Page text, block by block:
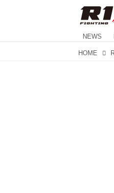
NEWS
HOME